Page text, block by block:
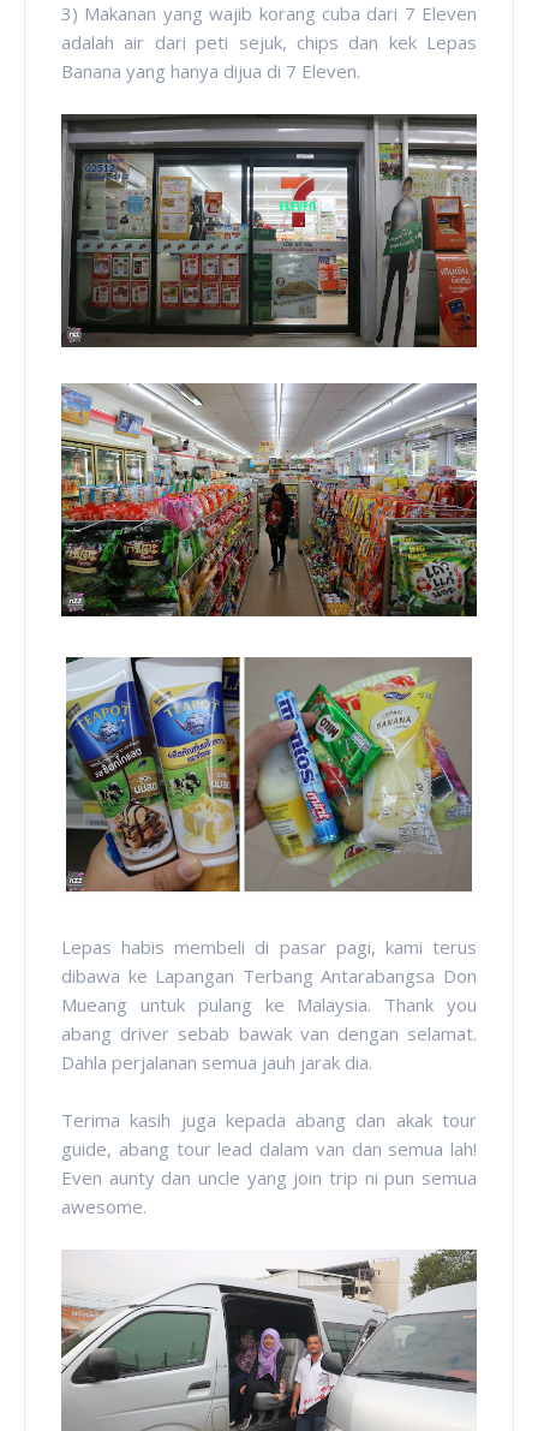
3) Makanan yang wajib korang cuba dari 7 Eleven
adalah air dari peti sejuk, chips dan kek Lepas
Banana yang hanya dijua di 7 Eleven.
Lepas habis membeli di pasar pagi, kami terus
dibawa ke Lapangan Terbang Antarabangsa Don
Mueang untuk pulang ke Malaysia. Thank you
abang driver sebab bawak van dengan selamat.
Dahla perjalanan semua jauh jarak dia.
Terima kasih juga kepada abang dan akak tour
guide, abang tour lead dalam van dan semua lah!
Even aunty dan uncle yang join trip ni pun semua
awesome.